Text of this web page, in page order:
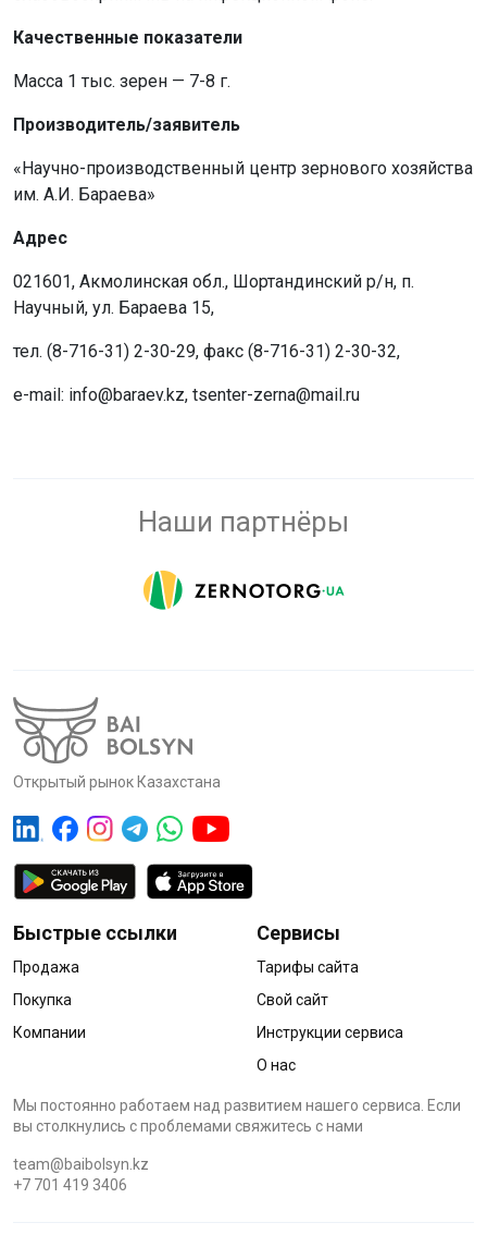
Качественные показатели
Масса 1 тыс. зерен — 7-8 г.
Производитель/заявитель
«Научно-производственный центр зернового хозяйства
им. А.И. Бараева»
Адрес
021601, Акмолинская обл., Шортандинский р/н, п.
Научный, ул. Бараева 15,
тел. (8-716-31) 2-30-29, факс (8-716-31) 2-30-32,
e-mail: info@baraev.kz, tsenter-zerna@mail.ru
Наши партнёры
Открытый рынок Казахстана
Быстрые ссылки
Продажа
Покупка
Компании
Сервисы
Тарифы сайта
Свой сайт
Инструкции сервиса
О нас
Мы постоянно работаем над развитием нашего сервиса. Если
вы столкнулись с проблемами cвяжитесь с нами
team@baibolsyn.kz
+7 701 419 3406